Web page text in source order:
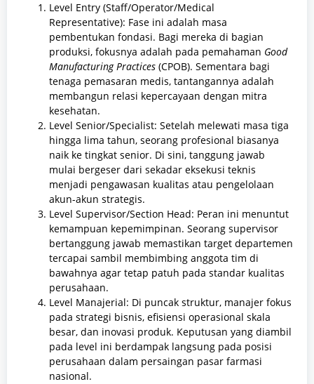
Level Entry (Staff/Operator/Medical
Representative): Fase ini adalah masa
pembentukan fondasi. Bagi mereka di bagian
produksi, fokusnya adalah pada pemahaman Good
Manufacturing Practices (CPOB). Sementara bagi
tenaga pemasaran medis, tantangannya adalah
membangun relasi kepercayaan dengan mitra
kesehatan.
Level Senior/Specialist: Setelah melewati masa tiga
hingga lima tahun, seorang profesional biasanya
naik ke tingkat senior. Di sini, tanggung jawab
mulai bergeser dari sekadar eksekusi teknis
menjadi pengawasan kualitas atau pengelolaan
akun-akun strategis.
Level Supervisor/Section Head: Peran ini menuntut
kemampuan kepemimpinan. Seorang supervisor
bertanggung jawab memastikan target departemen
tercapai sambil membimbing anggota tim di
bawahnya agar tetap patuh pada standar kualitas
perusahaan.
Level Manajerial: Di puncak struktur, manajer fokus
pada strategi bisnis, efisiensi operasional skala
besar, dan inovasi produk. Keputusan yang diambil
pada level ini berdampak langsung pada posisi
perusahaan dalam persaingan pasar farmasi
nasional.